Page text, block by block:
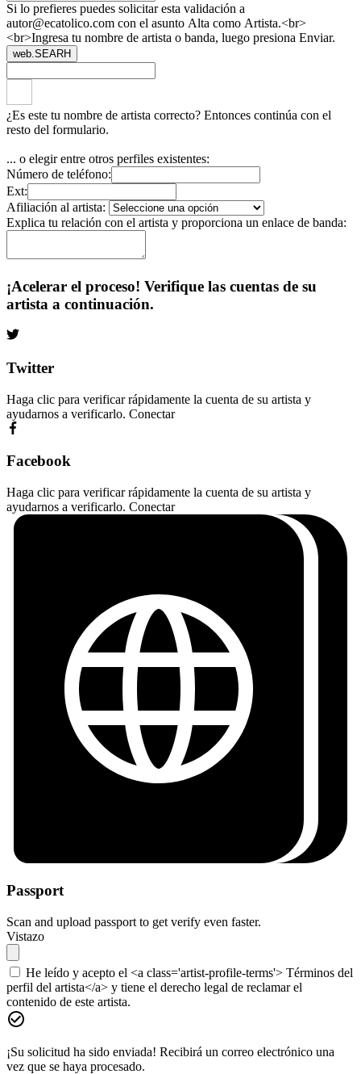
Si lo prefieres puedes solicitar esta validación a
autor@ecatolico.com con el asunto Alta como Artista.<br>
<br>Ingresa tu nombre de artista o banda, luego presiona Enviar.
web.SEARH
¿Es este tu nombre de artista correcto? Entonces continúa con el
resto del formulario.
... o elegir entre otros perfiles existentes:
Número de teléfono:
Ext:
Afiliación al artista:
Explica tu relación con el artista y proporciona un enlace de banda:
¡Acelerar el proceso! Verifique las cuentas de su
artista a continuación.
Twitter
Haga clic para verificar rápidamente la cuenta de su artista y
ayudarnos a verificarlo. Conectar
Facebook
Haga clic para verificar rápidamente la cuenta de su artista y
ayudarnos a verificarlo. Conectar
Passport
Scan and upload passport to get verify even faster.
Vistazo
He leído y acepto el <a class='artist-profile-terms'> Términos del
perfil del artista</a> y tiene el derecho legal de reclamar el
contenido de este artista.
¡Su solicitud ha sido enviada! Recibirá un correo electrónico una
vez que se haya procesado.